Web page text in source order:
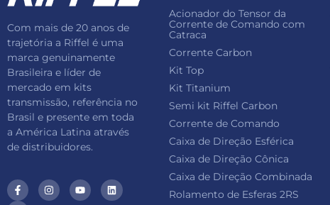
Com mais de 20 anos de
trajetória a Riffel é uma
marca genuinamente
Brasileira e líder de
mercado em kits
transmissão, referência no
Brasil e presente em toda
a América Latina através
de distribuidores.
Acionador do Tensor da
Corrente de Comando com
Catraca
Corrente Carbon
Kit Top
Kit Titanium
Semi kit Riffel Carbon
Corrente de Comando
Caixa de Direção Esférica
Caixa de Direção Cônica
Caixa de Direção Combinada
Rolamento de Esferas 2RS